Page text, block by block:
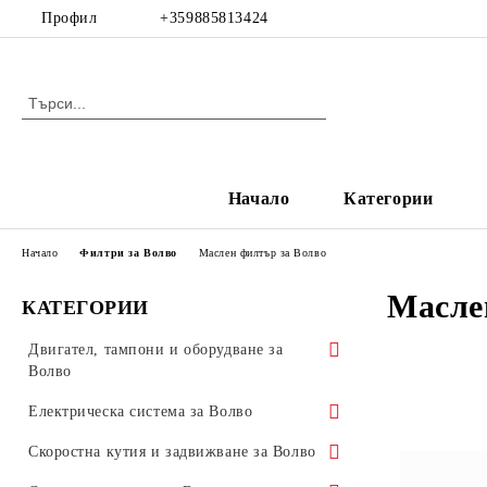
Профил +359885813424
Начало Категории
КАТЕГОРИИ
Двигател, тампони и оборудване за
Волво
Двигател за Волво
Цилиндрова глава и части за нея
Масло и маслена система за Волво
Електрическа система за Волво
Светлини за Волво
Скоростна кутия и задвижване за Волво
Начало Филтри за Волво Маслен филтър за Волво